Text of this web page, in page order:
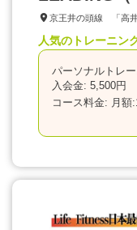
京王井の頭線 「高
人気のトレーニン
パーソナルトレ
入会金: 5,500円
コース料金: 月額